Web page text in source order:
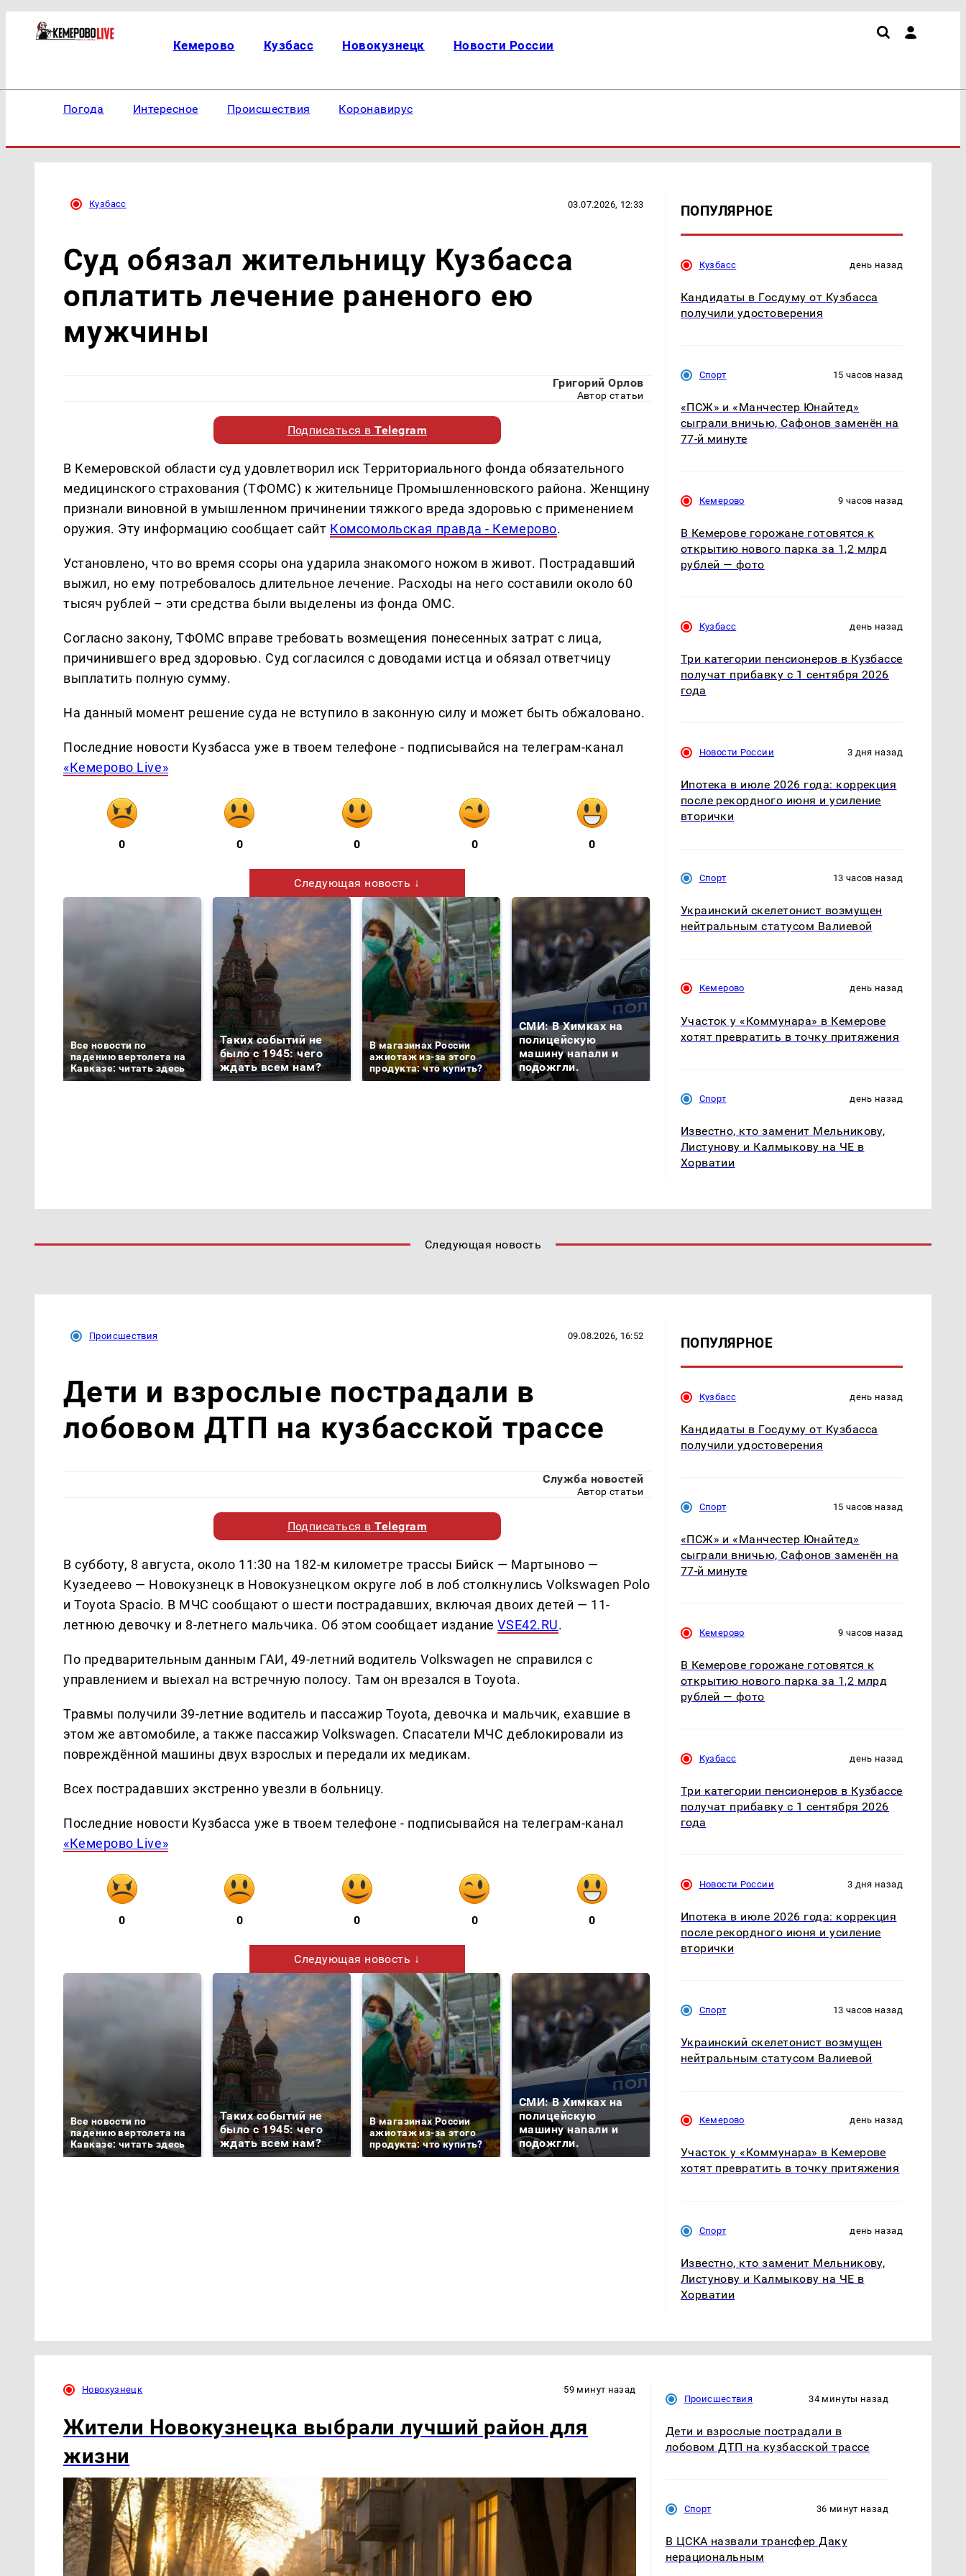
Кемерово Кузбасс Новокузнецк Новости России
Погода Интересное Происшествия Коронавирус
Кузбасс 03.07.2026, 12:33
Суд обязал жительницу Кузбасса
оплатить лечение раненого ею
мужчины
Григорий Орлов
Автор статьи
Подписаться вTelegram
В Кемеровской области суд удовлетворил иск Территориального фонда обязательного
медицинского страхования (ТФОМС) к жительнице Промышленновского района. Женщину
признали виновной в умышленном причинении тяжкого вреда здоровью с применением
оружия. Эту информацию сообщает сайт Комсомольская правда - Кемерово.
Установлено, что во время ссоры она ударила знакомого ножом в живот. Пострадавший
выжил, но ему потребовалось длительное лечение. Расходы на него составили около 60
тысяч рублей – эти средства были выделены из фонда ОМС.
Согласно закону, ТФОМС вправе требовать возмещения понесенных затрат с лица,
причинившего вред здоровью. Суд согласился с доводами истца и обязал ответчицу
выплатить полную сумму.
На данный момент решение суда не вступило в законную силу и может быть обжаловано.
Последние новости Кузбасса уже в твоем телефоне - подписывайся на телеграм-канал
«Кемерово Live»
0 0 0 0 0
Следующая новость ↓
Все новости по
падению вертолета на
Кавказе: читать здесь
Таких событий не
было с 1945: чего
ждать всем нам?
В магазинах России
ажиотаж из-за этого
продукта: что купить?
СМИ: В Химках на
полицейскую
машину напали и
подожгли.
Где будет встреча
Как выглядит место
ПОПУЛЯРНОЕ
Кузбасс день назад
Кандидаты в Госдуму от Кузбасса
получили удостоверения
Спорт 15 часов назад
«ПСЖ» и «Манчестер Юнайтед»
сыграли вничью, Сафонов заменён на
77-й минуте
Кемерово 9 часов назад
В Кемерове горожане готовятся к
открытию нового парка за 1,2 млрд
рублей — фото
Кузбасс день назад
Три категории пенсионеров в Кузбассе
получат прибавку с 1 сентября 2026
года
Новости России 3 дня назад
Ипотека в июле 2026 года: коррекция
после рекордного июня и усиление
вторички
Спорт 13 часов назад
Украинский скелетонист возмущен
нейтральным статусом Валиевой
Кемерово день назад
Участок у «Коммунара» в Кемерове
хотят превратить в точку притяжения
Спорт день назад
Известно, кто заменит Мельникову,
Листунову и Калмыкову на ЧЕ в
Хорватии
Следующая новость
Происшествия 09.08.2026, 16:52
Дети и взрослые пострадали в
лобовом ДТП на кузбасской трассе
Служба новостей
Автор статьи
Подписаться вTelegram
В субботу, 8 августа, около 11:30 на 182-м километре трассы Бийск — Мартыново —
Кузедеево — Новокузнецк в Новокузнецком округе лоб в лоб столкнулись Volkswagen Polo
и Toyota Spacio. В МЧС сообщают о шести пострадавших, включая двоих детей — 11-
летнюю девочку и 8-летнего мальчика. Об этом сообщает изданиеVSE42.RU.
По предварительным данным ГАИ, 49-летний водитель Volkswagen не справился с
управлением и выехал на встречную полосу. Там он врезался в Toyota.
Травмы получили 39-летние водитель и пассажир Toyota, девочка и мальчик, ехавшие в
этом же автомобиле, а также пассажир Volkswagen. Спасатели МЧС деблокировали из
повреждённой машины двух взрослых и передали их медикам.
Всех пострадавших экстренно увезли в больницу.
Последние новости Кузбасса уже в твоем телефоне - подписывайся на телеграм-канал
«Кемерово Live»
0 0 0 0 0
Следующая новость ↓
Все новости по
падению вертолета на
Кавказе: читать здесь
Таких событий не
было с 1945: чего
ждать всем нам?
В магазинах России
ажиотаж из-за этого
продукта: что купить?
СМИ: В Химках на
полицейскую
машину напали и
подожгли.
Где будет встреча
президентов США и
Как выглядит место
ПОПУЛЯРНОЕ
Кузбасс день назад
Кандидаты в Госдуму от Кузбасса
получили удостоверения
Спорт 15 часов назад
«ПСЖ» и «Манчестер Юнайтед»
сыграли вничью, Сафонов заменён на
77-й минуте
Кемерово 9 часов назад
В Кемерове горожане готовятся к
открытию нового парка за 1,2 млрд
рублей — фото
Кузбасс день назад
Три категории пенсионеров в Кузбассе
получат прибавку с 1 сентября 2026
года
Новости России 3 дня назад
Ипотека в июле 2026 года: коррекция
после рекордного июня и усиление
вторички
Спорт 13 часов назад
Украинский скелетонист возмущен
нейтральным статусом Валиевой
Кемерово день назад
Участок у «Коммунара» в Кемерове
хотят превратить в точку притяжения
Спорт день назад
Известно, кто заменит Мельникову,
Листунову и Калмыкову на ЧЕ в
Хорватии
Новокузнецк 59 минут назад
Жители Новокузнецка выбрали лучший район для
жизни
Происшествия 34 минуты назад
Дети и взрослые пострадали в
лобовом ДТП на кузбасской трассе
Спорт 36 минут назад
В ЦСКА назвали трансфер Даку
нерациональным